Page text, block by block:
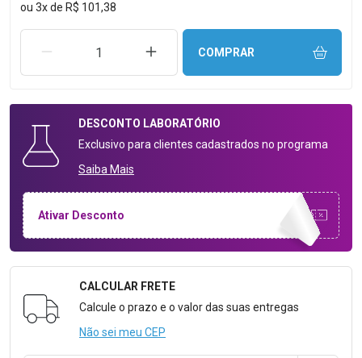
ou 3xde R$ 101,38
REMOVER UMA UNIDADEAUMENTAR UMA UNIDADE
COMPRAR
DESCONTO LABORATÓRIO
Exclusivo para clientes cadastrados no programa
Saiba Mais
Ativar Desconto
Formulário para Calcular o Frete
CALCULAR FRETE
Calcule o prazo e o valor das suas entregas
Não sei meu CEP